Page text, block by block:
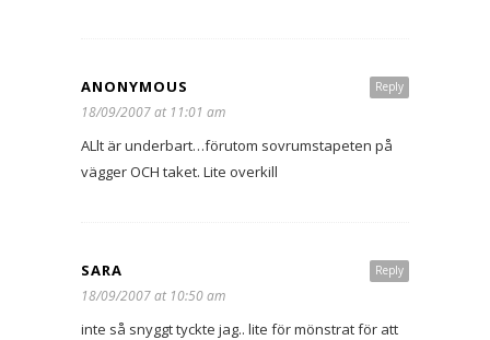
Reply
ANONYMOUS
18/09/2007 at 11:01 am
ALlt är underbart…förutom sovrumstapeten på
vägger OCH taket. Lite overkill
Reply
SARA
18/09/2007 at 10:50 am
inte så snyggt tyckte jag.. lite för mönstrat för att